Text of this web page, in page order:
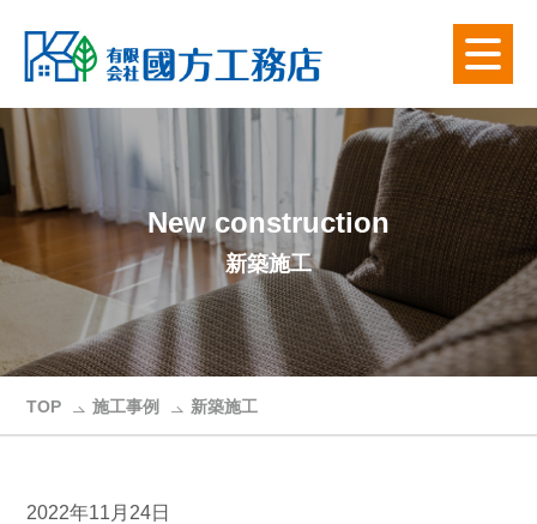
New construction
新築施工
TOP 施工事例 新築施工
2022年11月24日